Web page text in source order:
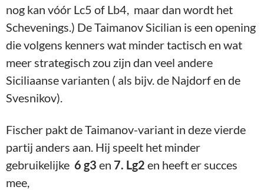
nog kan vóór Lc5 of Lb4, maar dan wordt het
Schevenings.) De Taimanov Sicilian is een opening
die volgens kenners wat minder tactisch en wat
meer strategisch zou zijn dan veel andere
Siciliaanse varianten ( als bijv. de Najdorf en de
Svesnikov).
Fischer pakt de Taimanov-variant in deze vierde
partij anders aan. Hij speelt het minder
gebruikelijke 6 g3 en 7. Lg2 en heeft er succes
mee,